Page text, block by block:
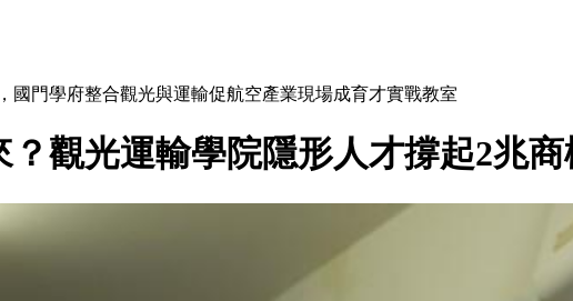
國門學府整合觀光與運輸促航空產業現場成育才實戰教室
觀光運輸學院隱形人才撐起2兆商